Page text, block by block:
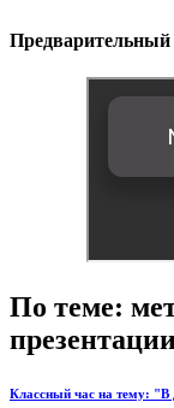
Предварительный
По теме:
Классный час на тему: "В